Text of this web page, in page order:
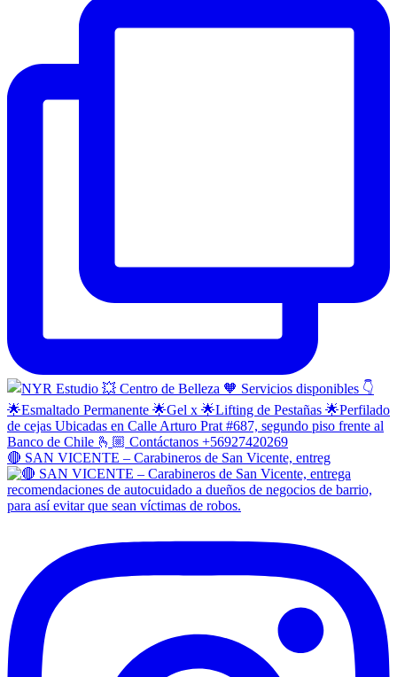
🔴 SAN VICENTE – Carabineros de San Vicente, entreg